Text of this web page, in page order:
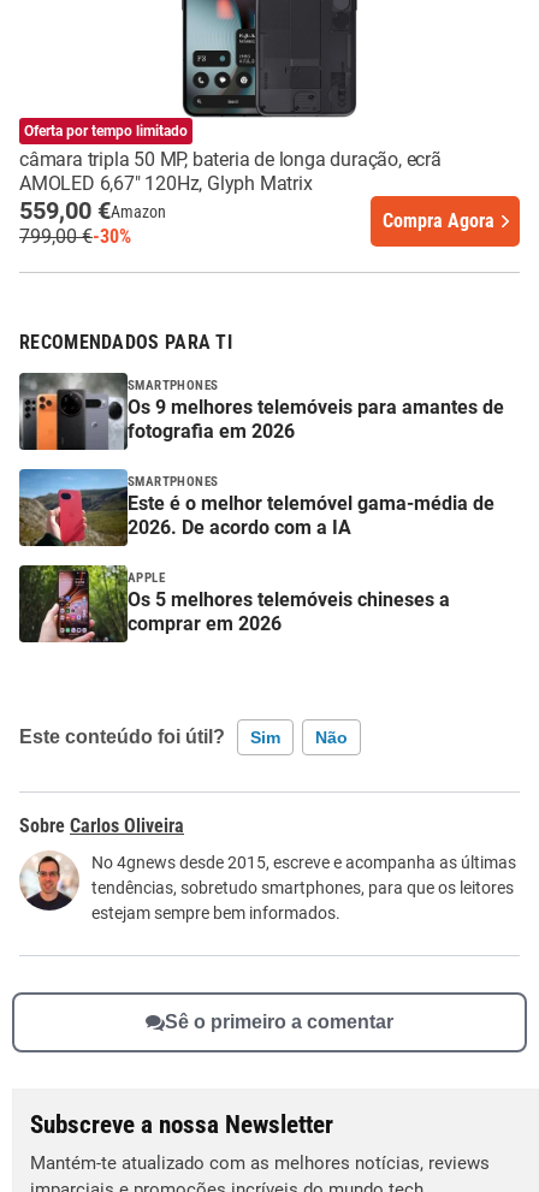
Nothing Phone (3)
câmara tripla 50 MP, bateria de longa duração, ecrã
AMOLED 6,67" 120Hz, Glyph Matrix
Oferta por tempo limitado
559,00 €Amazon
799,00 €-30%
Compra Agora
RECOMENDADOS PARA TI
SMARTPHONES
Os 9 melhores telemóveis para amantes de
fotografia em 2026
SMARTPHONES
Este é o melhor telemóvel gama-média de
2026. De acordo com a IA
APPLE
Os 5 melhores telemóveis chineses a
comprar em 2026
Este conteúdo foi útil? Sim Não
Este conteúdo contém informação incorreta
Este conteúdo não tem a informação que procuro
Outro
Carlos Oliveira
No 4gnews desde 2015, escreve e acompanha as últimas
tendências, sobretudo smartphones, para que os leitores
estejam sempre bem informados.
Sê o primeiro a comentar
Subscreve a nossa Newsletter
Mantém-te atualizado com as melhores notícias, reviews